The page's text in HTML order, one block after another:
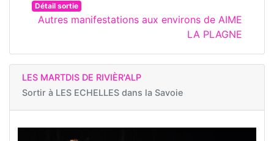
Détail sortie
Autres manifestations aux environs de AIME
LA PLAGNE
LES MARTDIS DE RIVIÈR'ALP
Sortir à LES ECHELLES dans la Savoie